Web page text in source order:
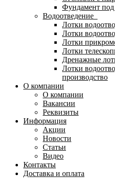
Фундамент
Водоотведение
Лотки
Лотки
Лотки
Лотки
Дренажные
Лотки
производство
О компании
О компании
Вакансии
Реквизиты
Информация
Акции
Новости
Статьи
Видео
Контакты
Доставка и оплата